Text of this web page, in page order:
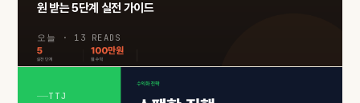
원 받는 5단계 실전 가이드
오늘 · 13 READS
TTJ